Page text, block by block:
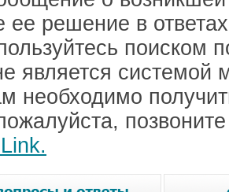
ее решение в
поиском
является системой
необходимо